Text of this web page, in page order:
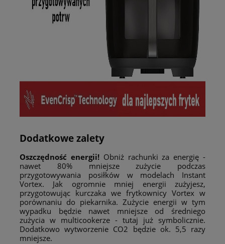
Dodatkowe zalety
Oszczędność energii!Obniż rachunki za energię -
nawet 80% mniejsze zużycie podczas
przygotowywania posiłków w modelach Instant
Vortex. Jak ogromnie mniej energii zużyjesz,
przygotowując kurczaka we frytkownicy Vortex w
porównaniu do piekarnika. Zużycie energii w tym
wypadku będzie nawet mniejsze od średniego
zużycia w multicookerze - tutaj już symbolicznie.
Dodatkowo wytworzenie CO2 będzie ok. 5,5 razy
mniejsze.